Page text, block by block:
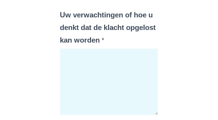
Uw verwachtingen of hoe u
denkt dat de klacht opgelost
kan worden*